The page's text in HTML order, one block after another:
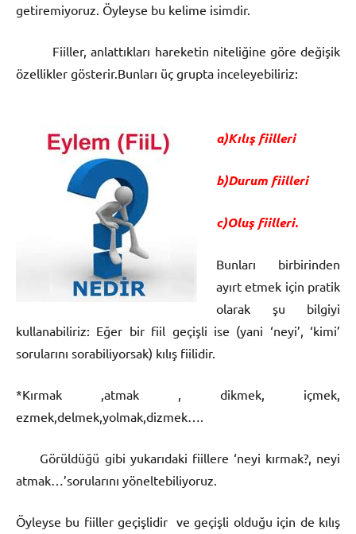
getiremiyoruz. Öyleyse bu kelime isimdir.
Fiiller, anlattıkları hareketin niteliğine göre değişik
özellikler gösterir.Bunları üç grupta inceleyebiliriz:
a)Kılış fiilleri
b)Durum fiilleri
c)Oluş fiilleri.
Bunları birbirinden
ayırt etmek için pratik
olarak şu bilgiyi
kullanabiliriz: Eğer bir fiil geçişli ise (yani ‘neyi’, ‘kimi’
sorularını sorabiliyorsak) kılış fiilidir.
*Kırmak ,atmak , dikmek, içmek,
ezmek,delmek,yolmak,dizmek….
Görüldüğü gibi yukarıdaki fiillere ‘neyi kırmak?, neyi
atmak…’sorularını yöneltebiliyoruz.
Öyleyse bu fiiller geçişlidir ve geçişli olduğu için de kılış